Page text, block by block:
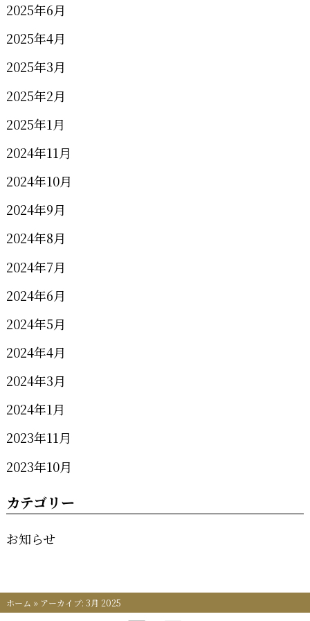
2025年6月
2025年4月
2025年3月
2025年2月
2025年1月
2024年11月
2024年10月
2024年9月
2024年8月
2024年7月
2024年6月
2024年5月
2024年4月
2024年3月
2024年1月
2023年11月
2023年10月
カテゴリー
お知らせ
ホーム » アーカイブ: 3月 2025